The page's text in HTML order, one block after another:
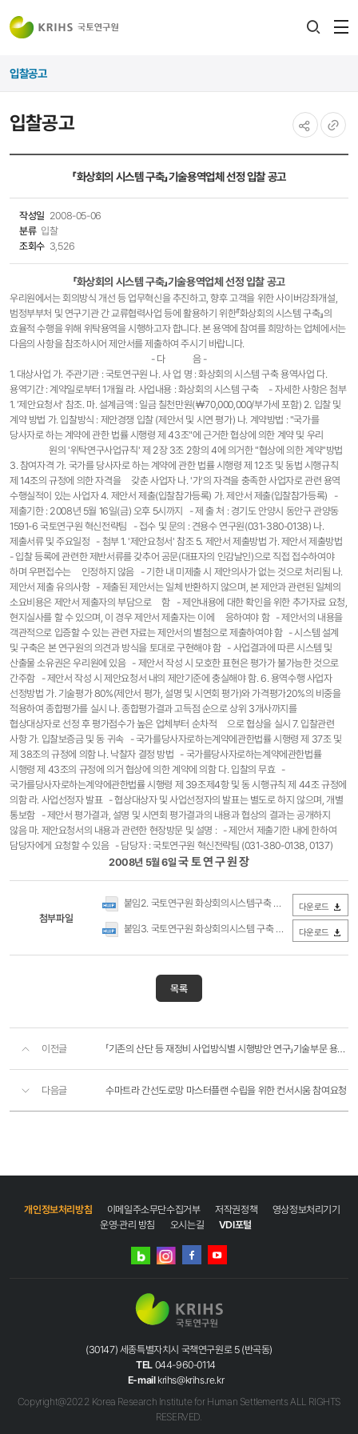
입찰공고
입찰공고
「화상회의 시스템 구축」기술용역업체 선정 입찰 공고
작성일 2008-05-06
분류 입찰
조회수 3,526
「화상회의 시스템 구축」기술용역업체 선정 입찰 공고
우리원에서는 회의방식 개선 등 업무혁신을 추진하고, 향후 고객을 위한 사이버강좌개설,
범정부부처 및 연구기관 간 교류협력사업 등에 활용하기 위한『화상회의 시스템 구축』의
효율적 수행을 위해 위탁용역을 시행하고자 합니다. 본 용역에 참여를 희망하는 업체에서는
다음의 사항을 참조하시어 제안서를 제출하여 주시기 바랍니다.
- 다 음 -
1. 대상사업 가. 주관기관 : 국토연구원 나. 사 업 명 : 화상회의 시스템 구축 용역사업 다.
용역기간 : 계약일로부터 1개월 라. 사업내용 : 화상회의 시스템 구축 - 자세한 사항은 첨부
1. '제안요청서' 참조. 마. 설계금액 : 일금 칠천만원(￦70,000,000/부가세 포함) 2. 입찰 및
계약 방법 가. 입찰방식 : 제안경쟁 입찰 (제안서 및 시연 평가) 나. 계약방법 : "국가를
당사자로 하는 계약에 관한 법률 시행령 제 43조"에 근거한 협상에 의한 계약 및 우리
원의 '위탁연구사업규칙' 제 2장 3조 2항의 4에 의거한 "협상에 의한 계약"방법
3. 참여자격 가. 국가를 당사자로 하는 계약에 관한 법률 시행령 제 12조 및 동법 시행규칙
제 14조의 규정에 의한 자격을 갖춘 사업자 나. '가'의 자격을 충족한 사업자로 관련 용역
수행실적이 있는 사업자 4. 제안서 제출(입찰참가등록) 가. 제안서 제출(입찰참가등록) -
제출기한 : 2008년 5월 16일(금) 오후 5시까지 - 제 출 처 : 경기도 안양시 동안구 관양동
1591-6 국토연구원 혁신전략팀 - 접수 및 문의 : 견용수 연구원(031-380-0138) 나.
제출서류 및 주요일정 - 첨부 1. '제안요청서' 참조 5. 제안서 제출방법 가. 제안서 제출방법
- 입찰 등록에 관련한 제반서류를 갖추어 공문(대표자의 인감날인)으로 직접 접수하여야
하며 우편접수는 인정하지 않음 - 기한 내 미제출 시 제안의사가 없는 것으로 처리됨 나.
제안서 제출 유의사항 - 제출된 제안서는 일체 반환하지 않으며, 본 제안과 관련된 일체의
소요비용은 제안서 제출자의 부담으로 함 - 제안내용에 대한 확인을 위한 추가자료 요청,
현지실사를 할 수 있으며, 이 경우 제안서 제출자는 이에 응하여야 함 - 제안서의 내용을
객관적으로 입증할 수 있는 관련 자료는 제안서의 별첨으로 제출하여야 함 - 시스템 설계
및 구축은 본 연구원의 의견과 방식을 토대로 구현해야 함 - 사업결과에 따른 시스템 및
산출물 소유권은 우리원에 있음 - 제안서 작성 시 모호한 표현은 평가가 불가능한 것으로
간주함 - 제안서 작성 시 제안요청서 내의 제안기준에 충실해야 함. 6. 용역수행 사업자
선정방법 가. 기술평가 80%(제안서 평가, 설명 및 시연회 평가)와 가격평가20%의 비중을
적용하여 종합평가를 실시 나. 종합평가결과 고득점 순으로 상위 3개사까지를
협상대상자로 선정 후 평가점수가 높은 업체부터 순차적 으로 협상을 실시 7. 입찰관련
사항 가. 입찰보증금 및 동 귀속 - 국가를당사자로하는계약에관한법률 시행령 제 37조 및
제 38조의 규정에 의함 나. 낙찰자 결정 방법 - 국가를당사자로하는계약에관한법률
시행령 제 43조의 규정에 의거 협상에 의한 계약에 의함 다. 입찰의 무효 -
국가를당사자로하는계약에관한법률 시행령 제 39조제4항 및 동 시행규칙 제 44조 규정에
의함 라. 사업선정자 발표 - 협상대상자 및 사업선정자의 발표는 별도로 하지 않으며, 개별
통보함 - 제안서 평가결과, 설명 및 시연회 평가결과의 내용과 협상의 결과는 공개하지
않음 마. 제안요청서의 내용과 관련한 현장방문 및 설명 : - 제안서 제출기한 내에 한하여
담당자에게 요청할 수 있음 - 담당자 : 국토연구원 혁신전략팀 (031-380-0138, 0137)
2008년 5월 6일 국 토 연 구 원 장
첨부파일
붙임2. 국토연구원 화상회의시스템구축 사업자 선정 제안요청서.hwp 다운로드
붙임3. 국토연구원 화상회의시스템 구축 사업자 선정 추진일정.hwp 다운로드
목록
이전글 「기존의 산단 등 재정비 사업방식별 시행방안 연구」기술부문 용역 위탁 공모
다음글 수마트라 간선도로망 마스터플랜 수립을 위한 컨서시움 참여요청
개인정보처리방침 이메일주소무단수집거부 저작권정책
영상정보처리기기
운영·관리 방침
오시는길 VDI포털
네이버
인스타그램
(30147) 세종특별자치시 국책연구원로 5 (반곡동)
TEL 044-960-0114
E-mail krihs@krihs.re.kr
Copyright@2022 Korea Research Institute for Human Settlements ALL RIGHTS
RESERVED.